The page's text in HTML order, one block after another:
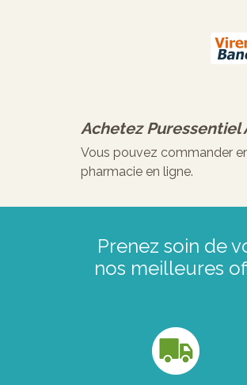
AchetezPuressentiel
Vous pouvez commander
pharmacie en ligne.
Prenez soin de
nos meilleures